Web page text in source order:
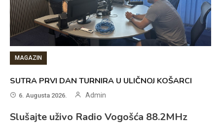
MAGAZIN
SUTRA PRVI DAN TURNIRA U ULIČNOJ KOŠARCI
6. Augusta 2026. Admin
Slušajte uživo Radio Vogošća 88.2MHz